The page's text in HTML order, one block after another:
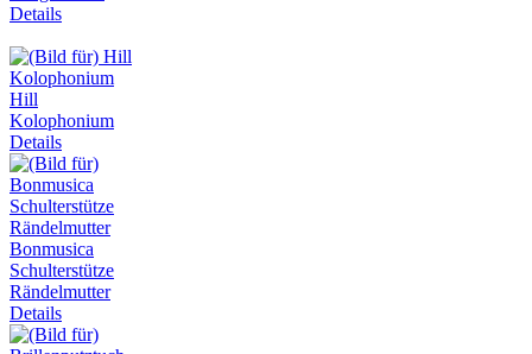
Details
Hill
Kolophonium
Details
Bonmusica
Schulterstütze
Rändelmutter
Details